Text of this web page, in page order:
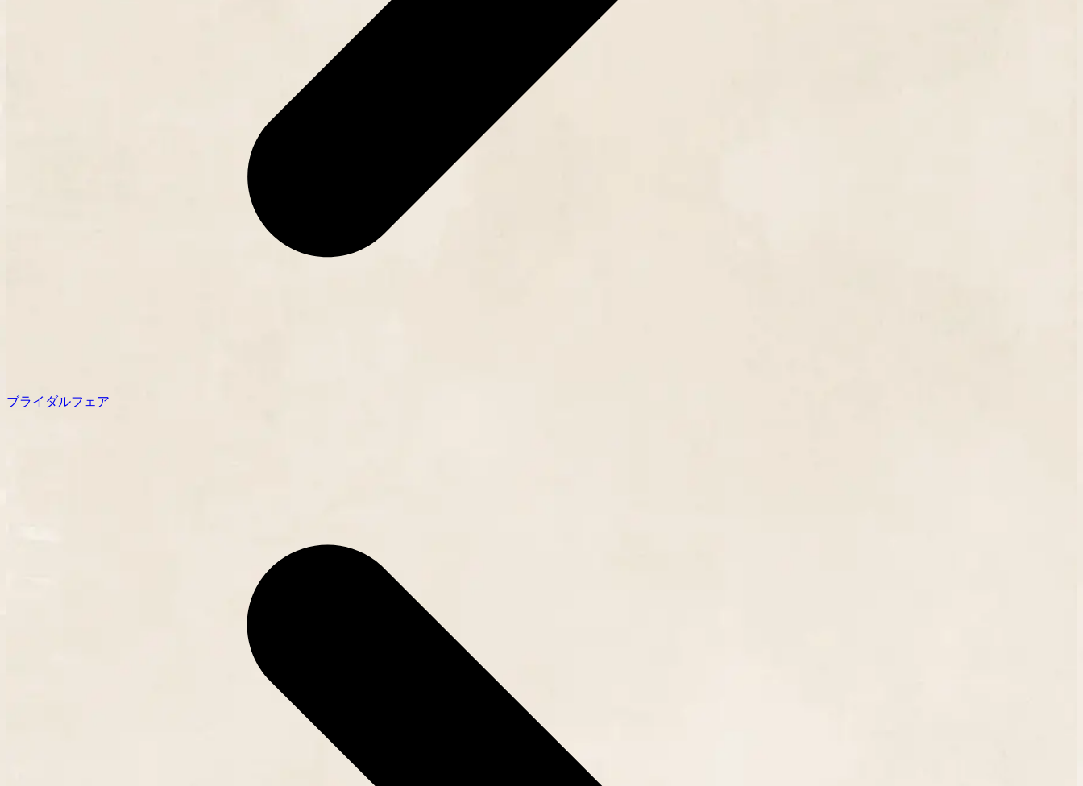
ブライダルフェア